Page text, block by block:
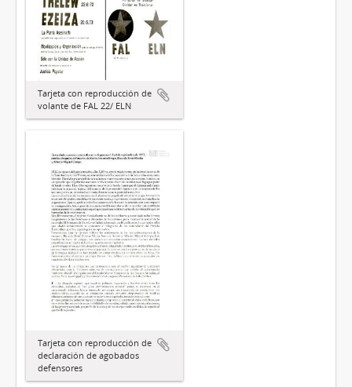
Tarjeta con reproducción de
volante de FAL 22/ ELN
Tarjeta con reproducción de
declaración de agobados
defensores